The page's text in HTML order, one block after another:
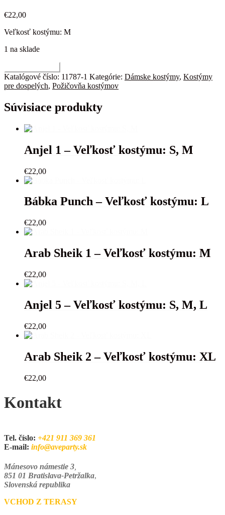
€22,00
Veľkosť kostýmu: M
1 na sklade
Kostým
80r.
-
Veľkosť
kostýmu:
Katalógové číslo: 11787-1 Kategórie: Dámske kostýmy, Kostýmy
pre dospelých, Požičovňa kostýmov
Súvisiace produkty
Anjel 1 – Veľkosť kostýmu: S, M
€22,00
Bábka Punch – Veľkosť kostýmu: L
€22,00
Arab Sheik 1 – Veľkosť kostýmu: M
€22,00
Anjel 5 – Veľkosť kostýmu: S, M, L
€22,00
Arab Sheik 2 – Veľkosť kostýmu: XL
€22,00
Kontakt
Tel. číslo: +421 911 369 361
E-mail: info@aveparty.sk
Mánesovo námestie 3
851 01 Bratislava-Petržalka,
Slovenská republika
VCHOD Z TERASY